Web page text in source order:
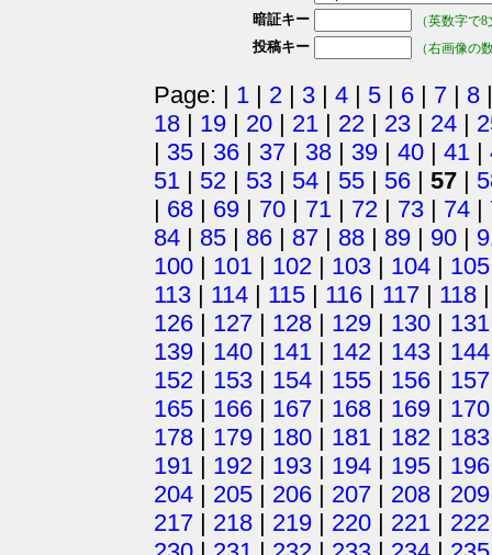
暗証キー
（英数字で
投稿キー （右画像の
Page: | 1 | 2 | 3 | 4 | 5 | 6 | 7 | 8
18 | 19 | 20 | 21 | 22 | 23 | 24 |
| 35 | 36 | 37 | 38 | 39 | 40 | 41 |
51 | 52 | 53 | 54 | 55 | 56 | 57 |
| 68 | 69 | 70 | 71 | 72 | 73 | 74 |
84 | 85 | 86 | 87 | 88 | 89 | 90 |
100 | 101 | 102 | 103 | 104 | 105
113 | 114 | 115 | 116 | 117 | 118
126 | 127 | 128 | 129 | 130 | 131
139 | 140 | 141 | 142 | 143 | 144
152 | 153 | 154 | 155 | 156 | 157
165 | 166 | 167 | 168 | 169 | 170
178 | 179 | 180 | 181 | 182 | 183
191 | 192 | 193 | 194 | 195 | 196
204 | 205 | 206 | 207 | 208 | 209
217 | 218 | 219 | 220 | 221 | 222